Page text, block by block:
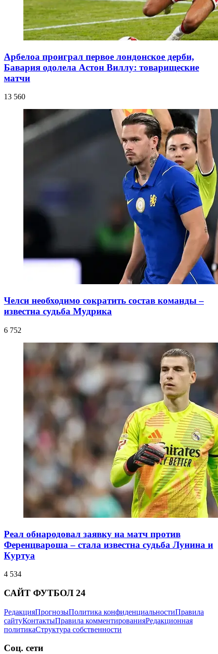
Арбелоа проиграл первое лондонское дерби,
Бавария одолела Астон Виллу: товарищеские
матчи
13 560
Челси необходимо сократить состав команды –
известна судьба Мудрика
6 752
Реал обнародовал заявку на матч против
Ференцвароша – стала известна судьба Лунина и
Куртуа
4 534
САЙТ ФУТБОЛ 24
РедакцияПрогнозыПолитика конфиденциальностиПравила
сайтуКонтактыПравила комментированияРедакционная
политикаСтруктура собственности
Соц. сети